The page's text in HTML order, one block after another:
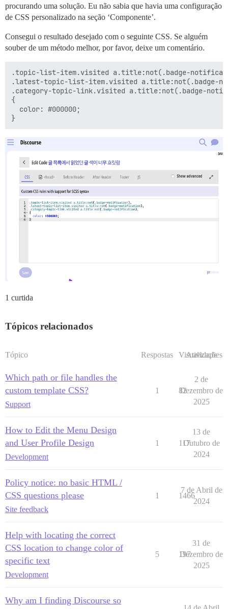
procurando uma solução. Eu não sabia que havia uma configuração
de CSS personalizado na seção ‘Componente’.
Consegui o resultado desejado com o seguinte CSS. Se alguém
souber de um método melhor, por favor, deixe um comentário.
.topic-list-item.visited a.title:not(.badge-
.latest-topic-list-item.visited a.title:not(.badge-
.category-topic-link.visited a.title:not(.badge-
{
  color: #000000;
1 curtida
Tópicos relacionados
Tópico Respostas Visualizações
Atividade
Which path or file handles the
custom template CSS?
Support
1 82
2 de
Dezembro de
2025
How to Edit the Menu Design
and User Profile Design
Development
1 117
13 de
Outubro de
2024
Policy notice: no basic HTML /
CSS questions please
Site feedback
1 1466
7 de Abril de
2024
Help with locating the correct
CSS location to change color of
specific text
Development
5 197
31 de
Dezembro de
2025
Why am I finding Discourse so